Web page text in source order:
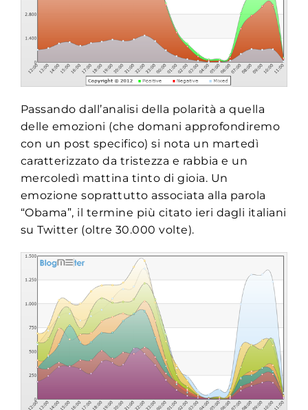
Passando dall’analisi della polarità a quella
delle emozioni (che domani approfondiremo
con un post specifico) si nota un martedì
caratterizzato da tristezza e rabbia e un
mercoledì mattina tinto di gioia. Un
emozione soprattutto associata alla parola
“Obama”, il termine più citato ieri dagli italiani
su Twitter (oltre 30.000 volte).